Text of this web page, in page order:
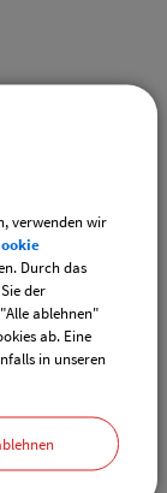
Drucken
verwenden wir
Durch das
der
ablehnen"
ab. Eine
in unseren